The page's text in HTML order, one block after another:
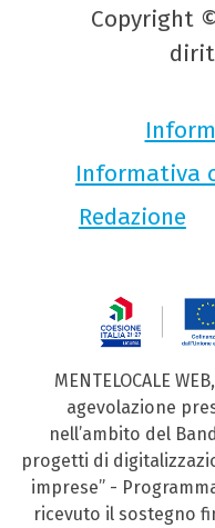
Copyright
Informativa
Redazione
MENTELOCALE
agevolazione
nell’ambito del
progetti di
imprese” -
ricevuto il sostegno